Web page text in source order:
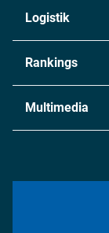
Chemie
Metall
Energie
Logistik
Rankings
Multimedia